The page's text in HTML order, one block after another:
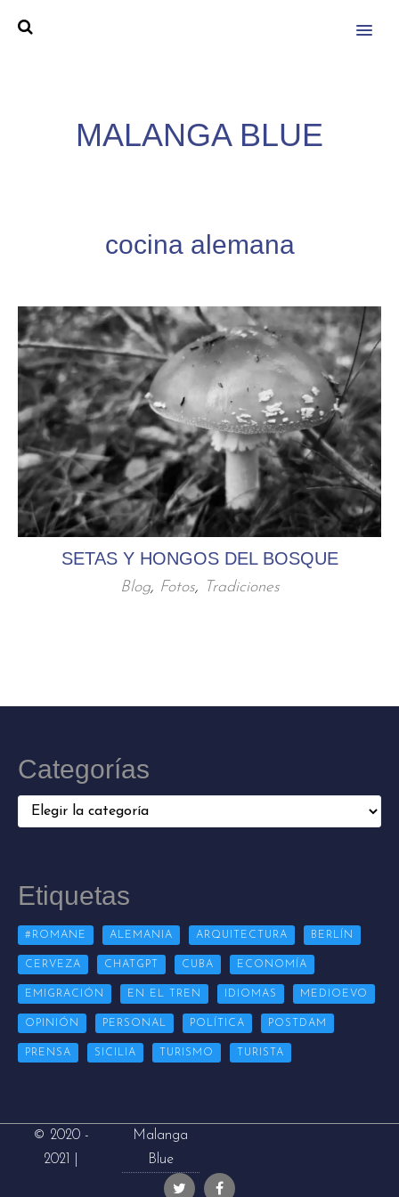
MENU
MALANGA BLUE
cocina alemana
SETAS Y HONGOS DEL BOSQUE
Blog, Fotos, Tradiciones
Categorías
Categorías
Etiquetas
#ROMANE ALEMANIA ARQUITECTURA BERLÍN
CERVEZA CHATGPT CUBA ECONOMÍA
EMIGRACIÓN EN EL TREN IDIOMAS MEDIOEVO
OPINIÓN PERSONAL POLÍTICA POSTDAM
PRENSA SICILIA TURISMO TURISTA
© 2020 -
2021 |
Malanga
Blue